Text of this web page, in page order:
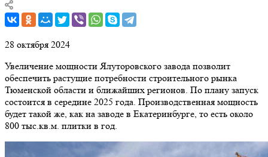
28 октября 2024
Увеличение мощности Ялуторовского завода позволит
обеспечить растущие потребности строительного рынка
Тюменской области и ближайших регионов. По плану запуск
состоится в середине 2025 года. Производственная мощность
будет такой же, как на заводе в Екатеринбурге, то есть около
800 тыс.кв.м. плитки в год.